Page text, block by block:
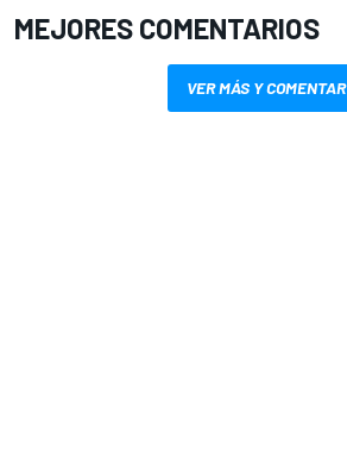
MEJORES COMENTARIOS
VER MÁS Y COMENTAR